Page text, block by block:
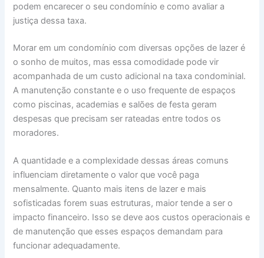
podem encarecer o seu condomínio e como avaliar a
justiça dessa taxa.
Morar em um condomínio com diversas opções de lazer é
o sonho de muitos, mas essa comodidade pode vir
acompanhada de um custo adicional na taxa condominial.
A manutenção constante e o uso frequente de espaços
como piscinas, academias e salões de festa geram
despesas que precisam ser rateadas entre todos os
moradores.
A quantidade e a complexidade dessas áreas comuns
influenciam diretamente o valor que você paga
mensalmente. Quanto mais itens de lazer e mais
sofisticadas forem suas estruturas, maior tende a ser o
impacto financeiro. Isso se deve aos custos operacionais e
de manutenção que esses espaços demandam para
funcionar adequadamente.